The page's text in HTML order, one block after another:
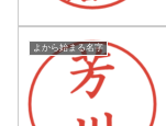
よから始まる名字